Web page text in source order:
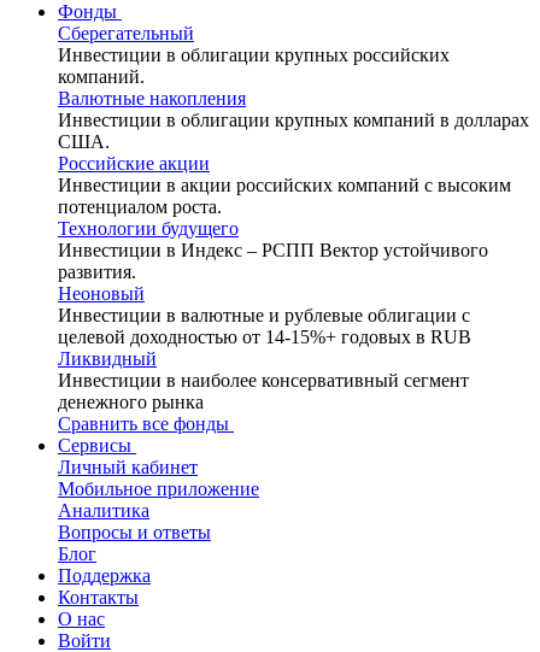
Фонды
Сберегательный
Инвестиции в облигации крупных российских
компаний.
Валютные накопления
Инвестиции в облигации крупных компаний в долларах
США.
Российские акции
Инвестиции в акции российских компаний с высоким
потенциалом роста.
Технологии будущего
Инвестиции в Индекс – РСПП Вектор устойчивого
развития.
Неоновый
Инвестиции в валютные и рублевые облигации с
целевой доходностью от 14-15%+ годовых в RUB
Ликвидный
Инвестиции в наиболее консервативный сегмент
денежного рынка
Сравнить все фонды
Сервисы
Личный кабинет
Мобильное приложение
Аналитика
Вопросы и ответы
Блог
Поддержка
Контакты
О нас
Войти